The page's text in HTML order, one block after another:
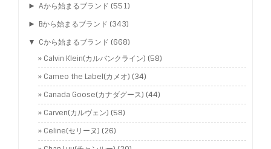
► Aから始まるブランド (551)
► Bから始まるブランド (343)
▼ Cから始まるブランド (668)
Calvin Klein(カルバンクライン) (58)
Cameo the Label(カメオ) (34)
Canada Goose(カナダグース) (44)
Carven(カルヴェン) (58)
Celine(セリーヌ) (26)